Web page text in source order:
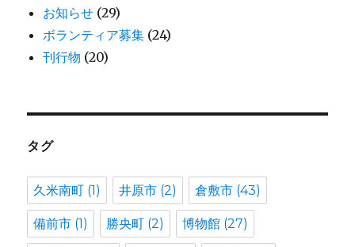
お知らせ (29)
ボランティア募集 (24)
刊行物 (20)
タグ
久米南町 (1) 井原市 (2) 倉敷市 (43)
備前市 (1) 勝央町 (2) 博物館 (27)